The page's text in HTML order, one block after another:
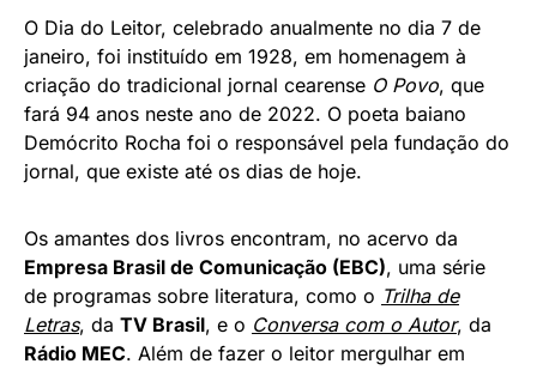
O Dia do Leitor, celebrado anualmente no dia 7 de
janeiro, foi instituído em 1928, em homenagem à
criação do tradicional jornal cearense O Povo, que
fará 94 anos neste ano de 2022. O poeta baiano
Demócrito Rocha foi o responsável pela fundação do
jornal, que existe até os dias de hoje.
Os amantes dos livros encontram, no acervo da
Empresa Brasil de Comunicação (EBC), uma série
de programas sobre literatura, como o Trilha de
Letras, da TV Brasil, e o Conversa com o Autor, da
Rádio MEC. Além de fazer o leitor mergulhar em